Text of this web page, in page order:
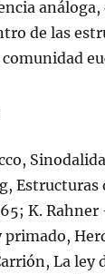
análoga,
de las
K. Rahner
primado,
La ley